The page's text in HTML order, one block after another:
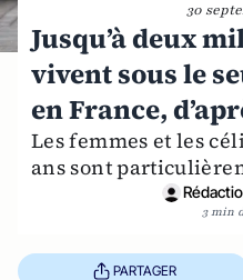
30
Jusqu’à deux
vivent sous le
en France,
Les femmes et les
ans sont
3 min
PARTAGER